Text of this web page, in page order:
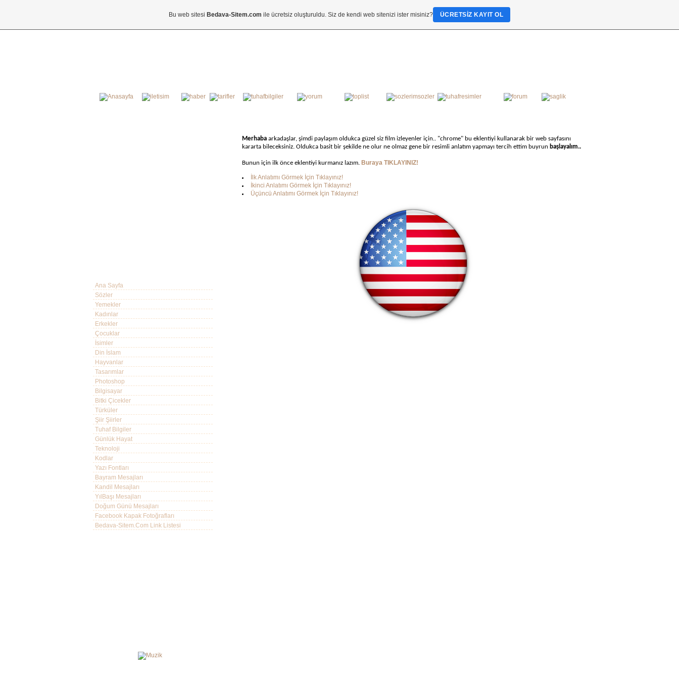
Ana Sayfa
Sözler
Yemekler
Kadınlar
Erkekler
Çocuklar
İsimler
Din İslam
Hayvanlar
Tasarımlar
Photoshop
Bilgisayar
Bitki Çicekler
Türküler
Şiir Şiirler
Tuhaf Bilgiler
Günlük Hayat
Teknoloji
Kodlar
Yazı Fontları
Bayram Mesajları
Kandil Mesajları
YılBaşı Mesajları
Doğum Günü Mesajları
Facebook Kapak Fotoğrafları
Bedava-Sitem.Com Link Listesi
Merhaba arkadaşlar, şimdi paylaşım oldukca güzel siz film izleyenler için.. "chrome" bu eklentiyi kullanarak bir web sayfasını
kararta bileceksiniz. Oldukca basit bir şekilde ne olur ne olmaz gene bir resimli anlatım yapmayı tercih ettim buyrun başlayalım..
Bunun için ilk önce eklentiyi kurmanız lazım. Buraya TIKLAYINIZ!
İlk Anlatımı Görmek İçin Tıklayınız!
İkinci Anlatımı Görmek İçin Tıklayınız!
Üçüncü Anlatımı Görmek İçin Tıklayınız!
Bu web sitesi Bedava-Sitem.com ile ücretsiz oluşturuldu. Siz de kendi web sitenizi ister misiniz? ÜCRETSIZ KAYIT OL